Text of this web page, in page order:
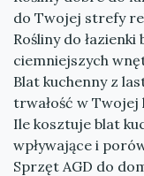
do Twojej strefy
Rośliny do
ciemniejszych
Blat kuchenny z
trwałość w Twojej
Ile kosztuje blat
wpływające i
Sprzęt AGD do